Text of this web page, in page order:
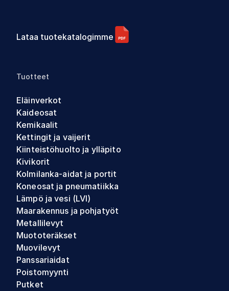
Lataa tuotekatalogimme
Tuotteet
Eläinverkot
Kaideosat
Kemikaalit
Kettingit ja vaijerit
Kiinteistöhuolto ja ylläpito
Kivikorit
Kolmilanka-aidat ja portit
Koneosat ja pneumatiikka
Lämpö ja vesi (LVI)
Maarakennus ja pohjatyöt
Metallilevyt
Muototeräkset
Muovilevyt
Panssariaidat
Poistomyynti
Putket